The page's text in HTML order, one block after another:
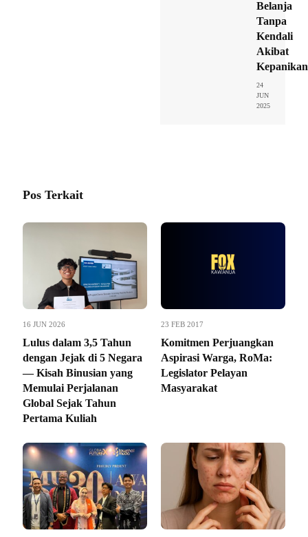
Belanja
Tanpa
Kendali
Akibat
Kepanikan
24
JUN
2025
Pos Terkait
16 JUN 2026
Lulus dalam 3,5 Tahun
dengan Jejak di 5 Negara
— Kisah Binusian yang
Memulai Perjalanan
Global Sejak Tahun
Pertama Kuliah
23 FEB 2017
Komitmen Perjuangkan
Aspirasi Warga, RoMa:
Legislator Pelayan
Masyarakat